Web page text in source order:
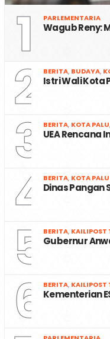
1 PARLEMENTARIA
Wagub Reny:
2 BERITA, BUDAYA,
Istri Wali Kota
3 BERITA, KOTA PALU,
UEA Rencana
4 BERITA, KOTA PALU
Dinas Pangan
5 BERITA, KAILIPOST
Gubernur
6 BERITA, KAILIPOST
Kementerian